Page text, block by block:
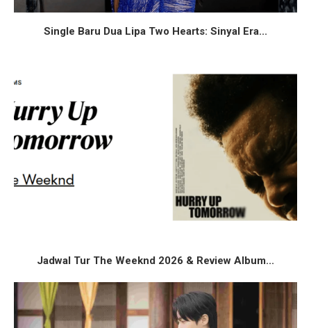
Single Baru Dua Lipa Two Hearts: Sinyal Era...
Jadwal Tur The Weeknd 2026 & Review Album...